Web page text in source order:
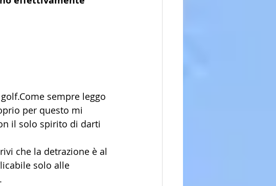
sempre leggo
per questo mi
il solo spirito di darti
che la detrazione è al
solo alle